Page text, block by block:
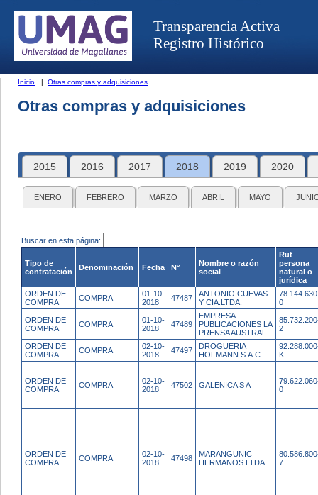
Transparencia Activa
Registro Histórico
Inicio | Otras compras y adquisiciones
Otras compras y adquisiciones
2015 2016 2017 2018 2019 2020
ENERO FEBRERO MARZO ABRIL MAYO
Buscar en esta página:
Tipo de
contratación
Denominación Fecha N°
Nombre o razón
social
Rut
persona
natural o
jurídica
ORDEN DE
COMPRA
COMPRA
01-10-
2018
47487
ANTONIO CUEVAS
Y CIA.LTDA.
0
ORDEN DE
COMPRA
COMPRA
01-10-
2018
47489
EMPRESA
PUBLICACIONES LA
PRENSA AUSTRAL
2
ORDEN DE
COMPRA
COMPRA
02-10-
2018
47497
DROGUERIA
HOFMANN S.A.C.
K
ORDEN DE
COMPRA
COMPRA
02-10-
2018
47502 GALENICA S A
0
ORDEN DE
COMPRA
COMPRA
02-10-
2018
47498
MARANGUNIC
HERMANOS LTDA.
7